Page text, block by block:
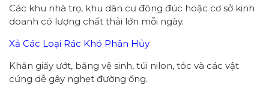
Các khu nhà trọ, khu dân cư đông đúc hoặc cơ sở kinh
doanh có lượng chất thải lớn mỗi ngày.
Xả Các Loại Rác Khó Phân Hủy
Khăn giấy ướt, băng vệ sinh, túi nilon, tóc và các vật
cứng dễ gây nghẹt đường ống.